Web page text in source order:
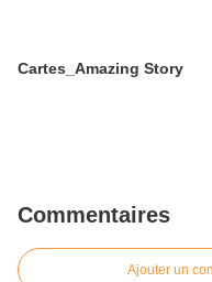
Cartes_Amazing Story
Commentaires
Ajouter un